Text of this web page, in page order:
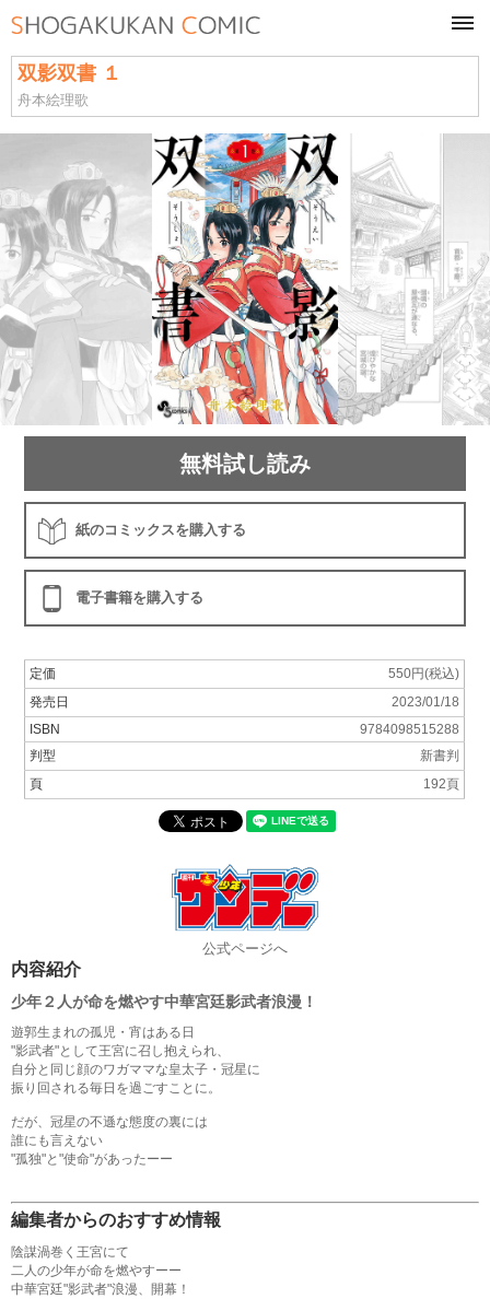
双影双書 １
舟本絵理歌
無料試し読み
紙のコミックスを購入する
電子書籍を購入する
定価
550円(税込)
発売日
2023/01/18
ISBN
9784098515288
判型
新書判
頁
192頁
公式ページへ
内容紹介
少年２人が命を燃やす中華宮廷影武者浪漫！
遊郭生まれの孤児・宵はある日
"影武者"として王宮に召し抱えられ、
自分と同じ顔のワガママな皇太子・冠星に
振り回される毎日を過ごすことに。
だが、冠星の不遜な態度の裏には
誰にも言えない
"孤独"と"使命"があったーー
編集者からのおすすめ情報
陰謀渦巻く王宮にて
二人の少年が命を燃やすーー
中華宮廷"影武者"浪漫、開幕！